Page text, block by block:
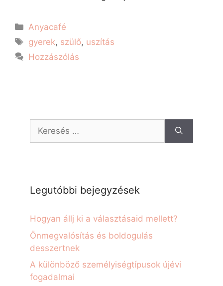
Anyacafé
gyerek, szülő, uszítás
Hozzászólás
Legutóbbi bejegyzések
Hogyan állj ki a választásaid mellett?
Önmegvalósítás és boldogulás
desszertnek
A különböző személyiségtípusok újévi
fogadalmai